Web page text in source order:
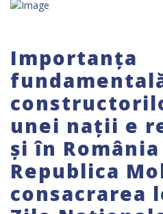
Importanța
unei nații e
și în
Republica
consacrarea